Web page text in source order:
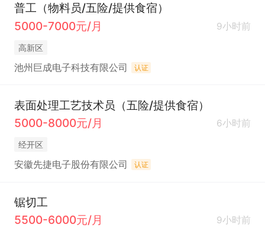
普工（物料员/五险/提供食宿）
5000-7000元/月
9小时前
高新区
池州巨成电子科技有限公司 认证
表面处理工艺技术员（五险/提供食宿）
5000-8000元/月
6小时前
经开区
安徽先捷电子股份有限公司 认证
锯切工
5500-6000元/月
9小时前